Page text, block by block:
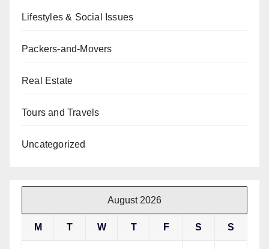
Lifestyles & Social Issues
Packers-and-Movers
Real Estate
Tours and Travels
Uncategorized
August 2026
M T W T F S S